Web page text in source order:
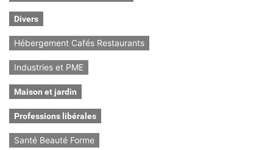
Divers
Hébergement Cafés Restaurants
Industries et PME
Maison et jardin
Professions libérales
Santé Beauté Forme